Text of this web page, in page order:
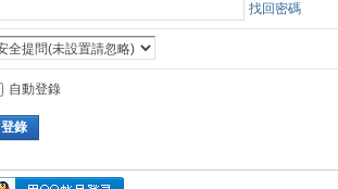
找回密碼
自動登錄
登錄